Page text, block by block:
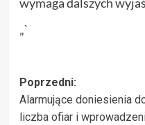
wymaga dalszych
„`
Zobacz
wpisy
Poprzedni:
Alarmujące doniesienia
liczba ofiar i